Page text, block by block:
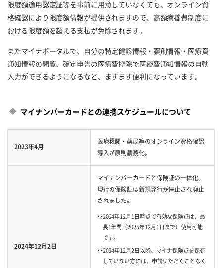
限度額適用認定証等を事前に用意していなくても、オンライン資
格確認により限度額情報が提供されますので、高額療養費制度に
おける限度額を超える支払が免除されます。
またマイナポータルで、自分の特定健診情報・薬剤情報・医療費
通知情報の閲覧、確定申告の医療費控除で医療費通知情報の自動
入力ができるようになるなど、ますます便利になっています。
マイナンバーカードとの連携スケジュールについて
2023年4月
医療機関・薬局等のオンライン資格確認
導入が原則義務化。
2024年12月2日
マイナンバーカードと保険証の一体化。
現行の保険証は新規発行が停止され廃止
されました。
※2024年12月1日時点で有効な保険証は、最
長1年間（2025年12月1日まで）使用可能
です。
※2024年12月2日以降、マイナ保険証を保有
していない方には、申請いただくことなく